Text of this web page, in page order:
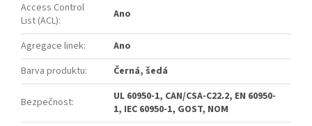
Access Control
List (ACL): Ano
Agregace linek:
Ano
Barva produktu: Černá, šedá
Bezpečnost:
UL 60950-1, CAN/CSA-C22.2, EN 60950-
1, IEC 60950-1, GOST, NOM